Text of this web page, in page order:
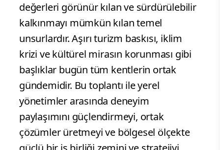
değerleri görünür kılan ve sürdürülebilir
kalkınmayı mümkün kılan temel
unsurlardır. Aşırı turizm baskısı, iklim
krizi ve kültürel mirasın korunması gibi
başlıklar bugün tüm kentlerin ortak
gündemidir. Bu toplantı ile yerel
yönetimler arasında deneyim
paylaşımını güçlendirmeyi, ortak
çözümler üretmeyi ve bölgesel ölçekte